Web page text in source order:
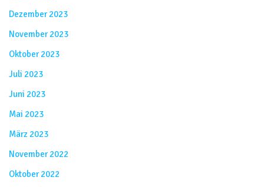
Dezember 2023
November 2023
Oktober 2023
Juli 2023
Juni 2023
Mai 2023
März 2023
November 2022
Oktober 2022